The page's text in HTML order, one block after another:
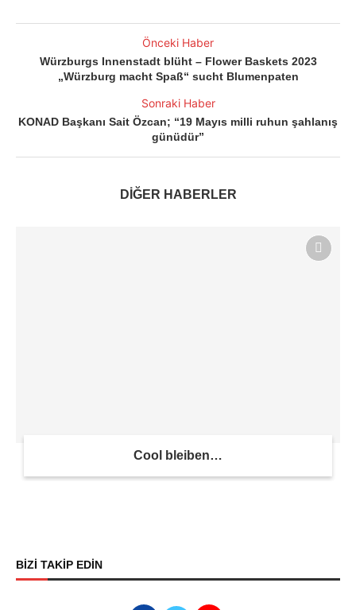
Önceki Haber
Würzburgs Innenstadt blüht – Flower Baskets 2023
„Würzburg macht Spaß“ sucht Blumenpaten
Sonraki Haber
KONAD Başkanı Sait Özcan; “19 Mayıs milli ruhun şahlanış
günüdür”
DİĞER HABERLER
Cool bleiben…
BİZİ TAKİP EDİN